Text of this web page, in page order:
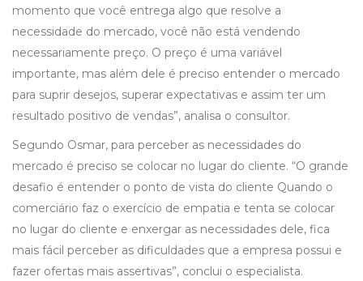
momento que você entrega algo que resolve a
necessidade do mercado, você não está vendendo
necessariamente preço. O preço é uma variável
importante, mas além dele é preciso entender o mercado
para suprir desejos, superar expectativas e assim ter um
resultado positivo de vendas”, analisa o consultor.
Segundo Osmar, para perceber as necessidades do
mercado é preciso se colocar no lugar do cliente. “O grande
desafio é entender o ponto de vista do cliente Quando o
comerciário faz o exercício de empatia e tenta se colocar
no lugar do cliente e enxergar as necessidades dele, fica
mais fácil perceber as dificuldades que a empresa possui e
fazer ofertas mais assertivas”, conclui o especialista.